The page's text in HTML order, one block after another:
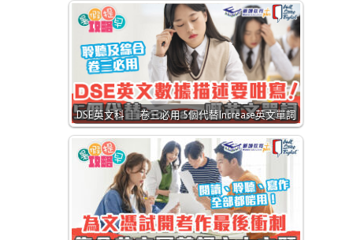
DSE英文科 ｜ 卷三必用 5個代替Increase英文單詞